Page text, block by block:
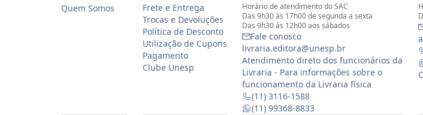
Quem Somos
Frete e Entrega
Trocas e Devoluções
Política de Desconto
Utilização de Cupons
Pagamento
Clube Unesp
Horário de atendimento do SAC
Das 9h30 às 17h00 de segunda a sexta
Das 9h30 às 12h00 aos sábados
Fale conosco
livraria.editora@unesp.br
Atendimento direto dos funcionários da
Livraria - Para informações sobre o
funcionamento da Livraria física
(11) 3116-1588
(11) 99368-8833